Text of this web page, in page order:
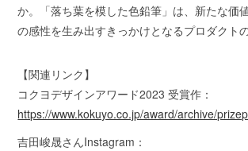
か。「落ち葉を模した色鉛筆」は、新たな価
の感性を生み出すきっかけとなるプロダクト
【関連リンク】
コクヨデザインアワード2023 受賞作：
https://www.kokuyo.co.jp/award/archive/
吉田峻晟さんInstagram：